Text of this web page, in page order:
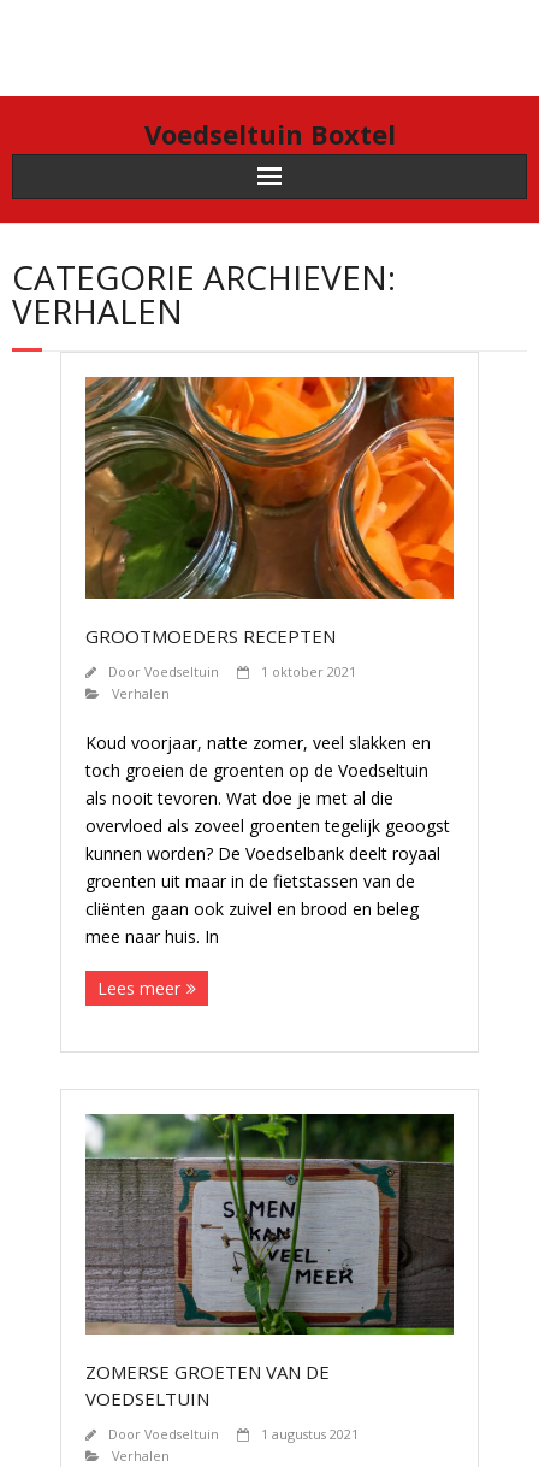
Voedseltuin Boxtel
CATEGORIE ARCHIEVEN:
VERHALEN
GROOTMOEDERS RECEPTEN
Door Voedseltuin
1 oktober 2021
Verhalen
Koud voorjaar, natte zomer, veel slakken en
toch groeien de groenten op de Voedseltuin
als nooit tevoren. Wat doe je met al die
overvloed als zoveel groenten tegelijk geoogst
kunnen worden? De Voedselbank deelt royaal
groenten uit maar in de fietstassen van de
cliënten gaan ook zuivel en brood en beleg
mee naar huis. In
Lees meer
ZOMERSE GROETEN VAN DE
VOEDSELTUIN
Door Voedseltuin
1 augustus 2021
Verhalen